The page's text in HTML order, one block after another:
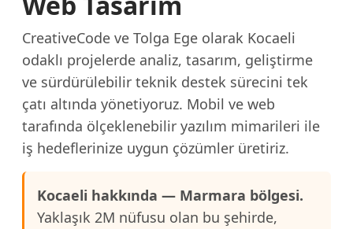
CreativeCode ve Tolga Ege olarak Kocaeli
odaklı projelerde analiz, tasarım, geliştirme
ve sürdürülebilir teknik destek sürecini tek
çatı altında yönetiyoruz. Mobil ve web
tarafında ölçeklenebilir yazılım mimarileri ile
iş hedeflerinize uygun çözümler üretiriz.
Kocaeli hakkında — Marmara bölgesi.
Yaklaşık 2M nüfusu olan bu şehirde,